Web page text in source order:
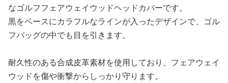
なゴルフフェアウェイウッドヘッドカバーです。
黒をベースにカラフルなラインが入ったデザインで、ゴル
フバッグの中でも目を引きます。
耐久性のある合成皮革素材を使用しており、フェアウェイ
ウッドを傷や衝撃からしっかり守ります。